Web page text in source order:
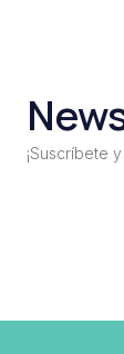
¡Suscríbete